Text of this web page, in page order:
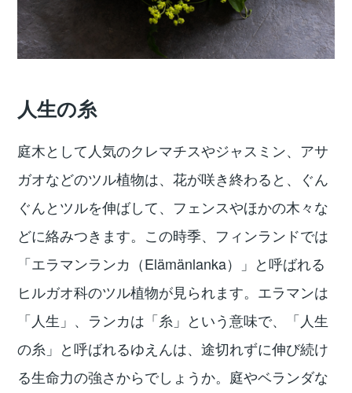
人生の糸
庭木として人気のクレマチスやジャスミン、アサ
ガオなどのツル植物は、花が咲き終わると、ぐん
ぐんとツルを伸ばして、フェンスやほかの木々な
どに絡みつきます。この時季、フィンランドでは
「エラマンランカ（Elämänlanka）」と呼ばれる
ヒルガオ科のツル植物が見られます。エラマンは
「人生」、ランカは「糸」という意味で、「人生
の糸」と呼ばれるゆえんは、途切れずに伸び続け
る生命力の強さからでしょうか。庭やベランダな